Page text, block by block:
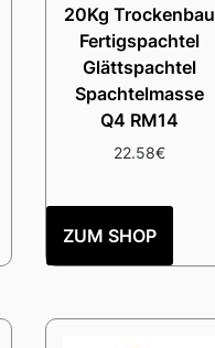
20Kg Trockenbau
Fertigspachtel
Glättspachtel
Spachtelmasse
Q4 RM14
22.58€
ZUM SHOP